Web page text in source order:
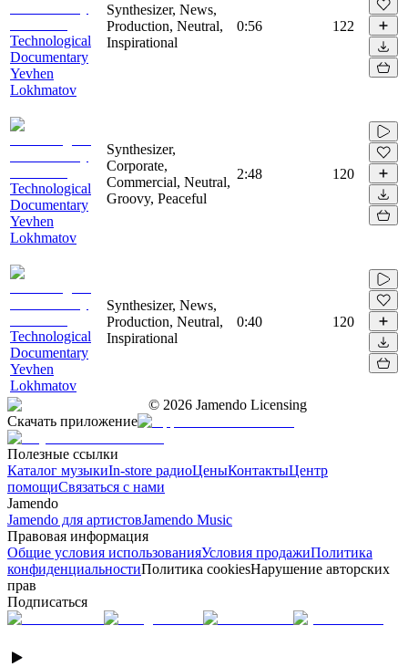
Technological
Documentary
Yevhen
Lokhmatov
Synthesizer, News,
Production, Neutral,
Inspirational
0:56 122
Technological
Documentary
Yevhen
Lokhmatov
Synthesizer,
Corporate,
Commercial, Neutral,
Groovy, Peaceful
2:48 120
Technological
Documentary
Yevhen
Lokhmatov
Synthesizer, News,
Production, Neutral,
Inspirational
0:40 120
© 2026 Jamendo Licensing
Скачать приложение
Полезные ссылки
Каталог музыкиIn-store радиоЦеныКонтактыЦентр
помощиСвязаться с нами
Jamendo
Jamendo для артистовJamendo Music
Правовая информация
Общие условия использованияУсловия продажиПолитика
конфиденциальностиПолитика cookiesНарушение авторских
прав
Подписаться